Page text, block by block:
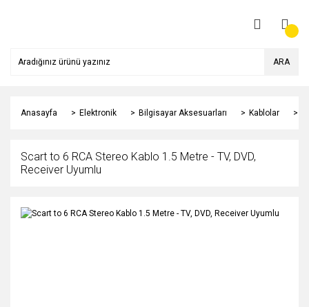
ARA
Anasayfa Elektronik Bilgisayar Aksesuarları Kablolar
Scart to 6 RCA Stereo Kablo 1.5 Metre - TV, DVD,
Receiver Uyumlu